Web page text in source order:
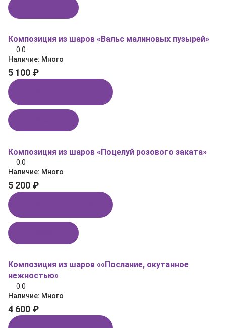
Композиция из шаров «Вальс малиновых пузырей»
0.0
Наличие: Много
5 100 ₽
Композиция из шаров «Поцелуй розового заката»
0.0
Наличие: Много
5 200 ₽
Композиция из шаров ««Послание, окутанное
нежностью»
0.0
Наличие: Много
4 600 ₽